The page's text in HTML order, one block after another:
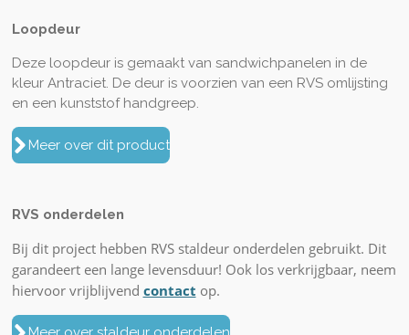
Loopdeur
Deze loopdeur is gemaakt van sandwichpanelen in de
kleur Antraciet. De deur is voorzien van een RVS omlijsting
en een kunststof handgreep.
Meer over dit product
RVS onderdelen
Bij dit project hebben RVS staldeur onderdelen gebruikt. Dit
garandeert een lange levensduur! Ook los verkrijgbaar, neem
hiervoor vrijblijvend contact op.